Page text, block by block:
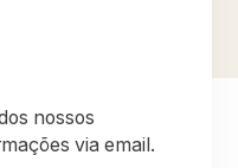
nossos
via email.